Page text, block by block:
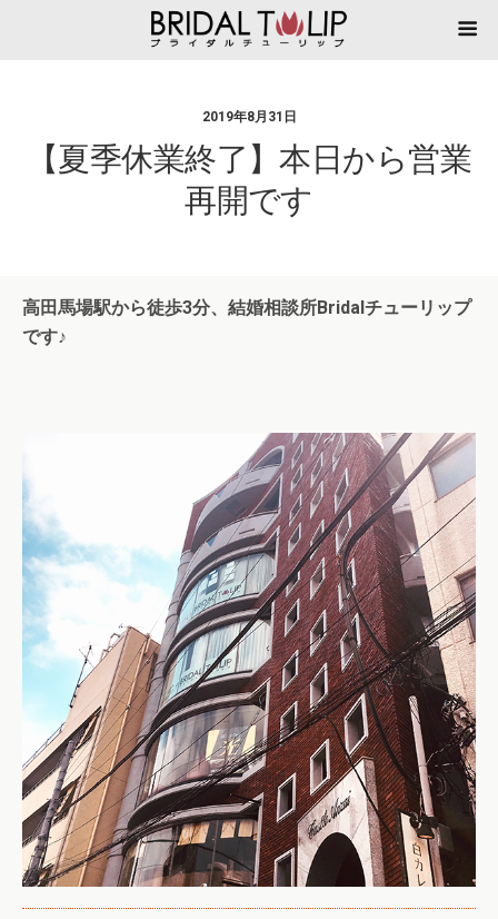
2019年8月31日
【夏季休業終了】本日から営業
再開です
高田馬場駅から徒歩3分、結婚相談所Bridalチューリップ
です♪